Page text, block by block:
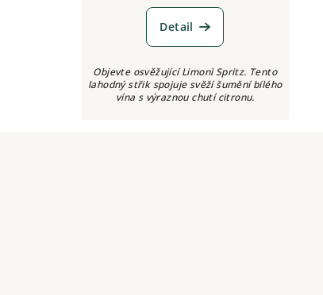
Detail
Objevte osvěžující Limonì Spritz. Tento
lahodný střik spojuje svěží šumění bílého
vína s výraznou chutí citronu.